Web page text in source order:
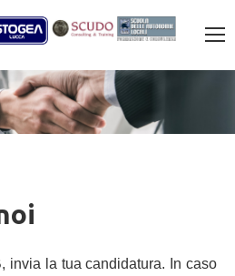
invia la tua candidatura. In caso